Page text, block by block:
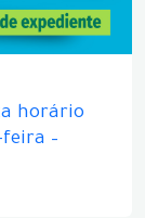
horário
–